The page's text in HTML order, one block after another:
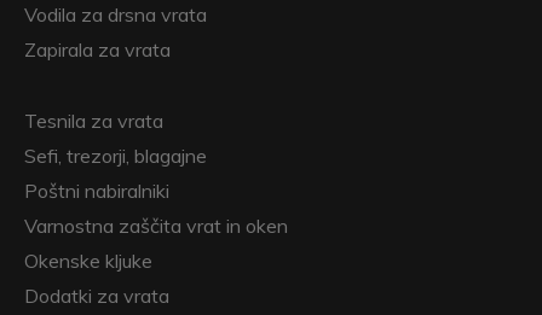
Vodila za drsna vrata
Zapirala za vrata
Tesnila za vrata
Sefi, trezorji, blagajne
Poštni nabiralniki
Varnostna zaščita vrat in oken
Okenske kljuke
Dodatki za vrata